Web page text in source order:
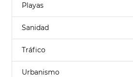
Playas
Sanidad
Tráfico
Urbanismo